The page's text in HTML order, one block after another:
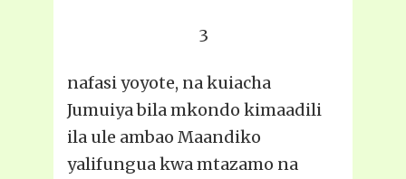
3
nafasi yoyote, na kuiacha
Jumuiya bila mkondo kimaadili
ila ule ambao Maandiko
yalifungua kwa mtazamo na